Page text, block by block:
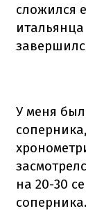
сложился
У меня
на 20-30